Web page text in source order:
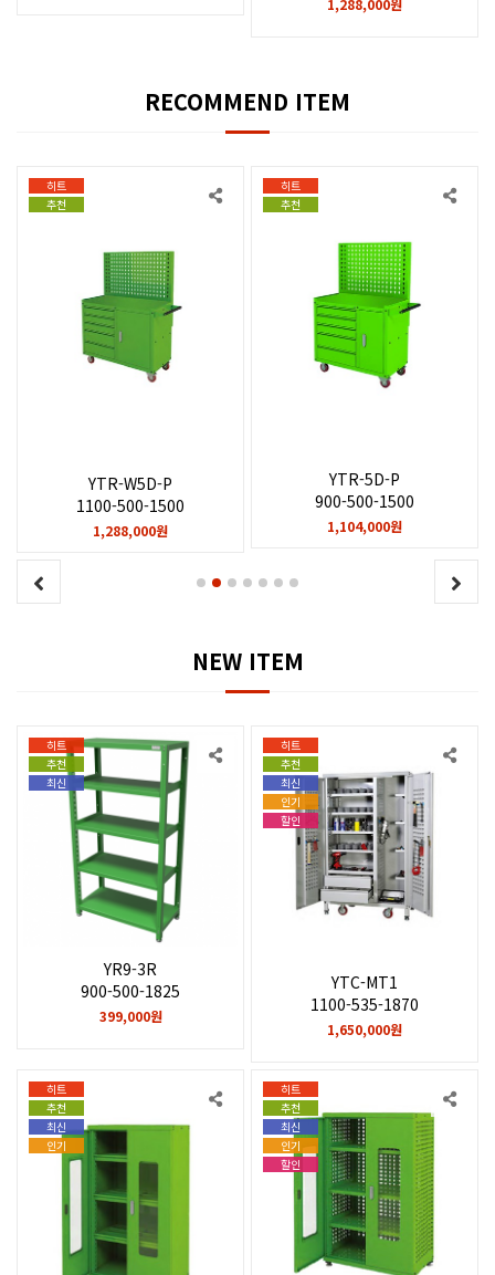
RECOMMEND ITEM
히트
추천
YTR-W5D-P
1100-500-1500
1,288,000원
히트
추천
YTR-5D-P
900-500-1500
1,104,000원
NEW ITEM
히트
추천
최신
YR9-3R
900-500-1825
399,000원
히트
추천
최신
인기
할인
YTC-MT1
1100-535-1870
1,650,000원
히트
추천
최신
인기
히트
추천
최신
인기
할인